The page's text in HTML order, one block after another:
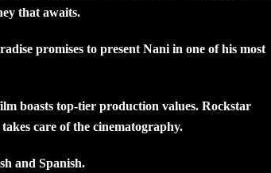
that awaits.
promises to present Nani in one of his most
boasts top-tier production values. Rockstar
care of the cinematography.
and Spanish.